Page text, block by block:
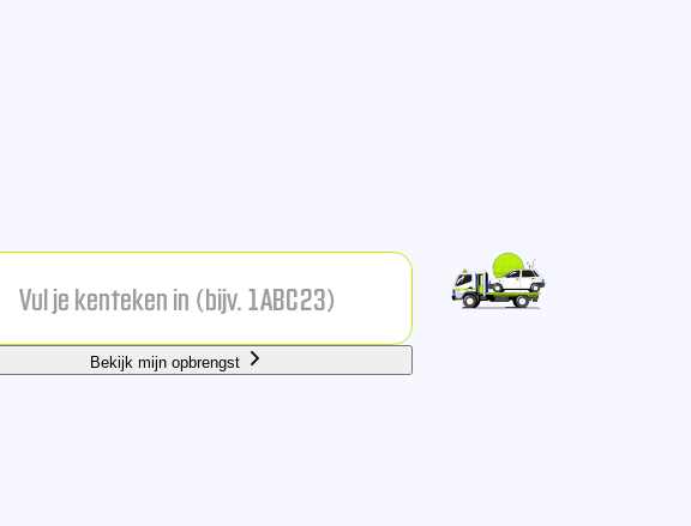
Bekijk mijn opbrengst